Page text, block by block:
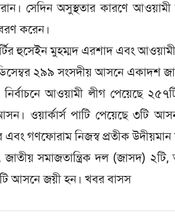
সেদিন অসুস্থতার কারণে
করেন।
হুসেইন মুহম্মদ এরশাদ এবং
২৯৯ সংসদীয় আসনে একাদশ
আওয়ামী লীগ পেয়েছে
ওয়ার্কার্স পাটি পেয়েছে ৩টি
গণফোরাম নিজস্ব প্রতীক উদীয়মান
জাতীয় সমাজতান্ত্রিক দল (জাসদ)
৩টি আসনে জয়ী হন। খবর বাসস